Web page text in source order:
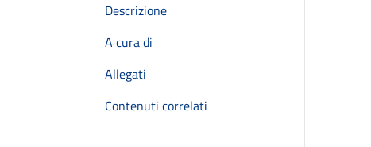
Descrizione
A cura di
Allegati
Contenuti correlati